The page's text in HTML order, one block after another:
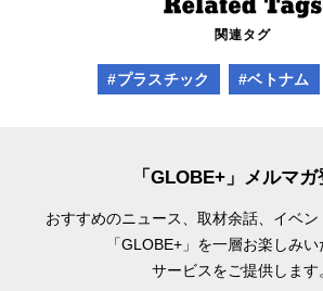
関連タグ
#プラスチック #ベトナム
「GLOBE+」メルマガ
おすすめのニュース、取材余話、 イベン
「GLOBE+」を一層お楽しみ
サービスをご提供します